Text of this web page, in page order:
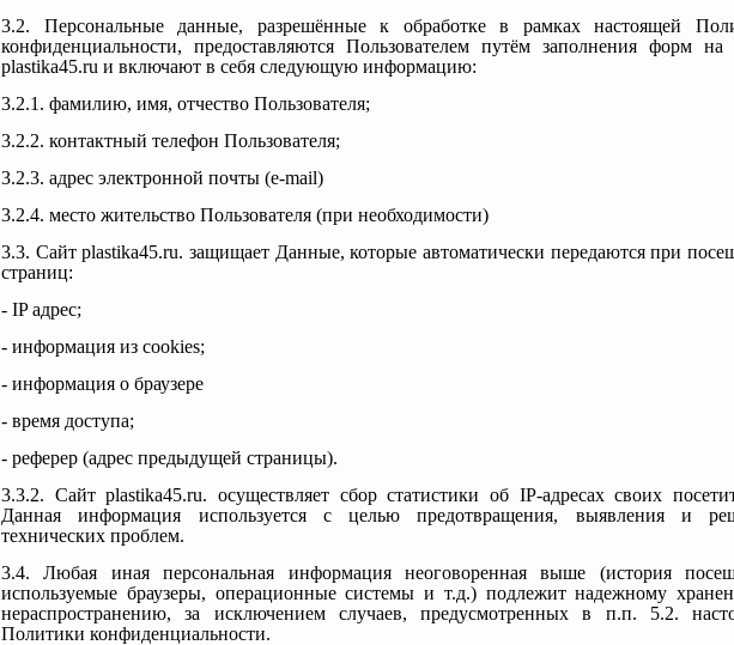
3.2. Персональные данные, разрешённые к обработке в рамках настоящей
конфиденциальности, предоставляются Пользователем путём заполнения форм на
plastika45.ru и включают в себя следующую информацию:
3.2.1. фамилию, имя, отчество Пользователя;
3.2.2. контактный телефон Пользователя;
3.2.3. адрес электронной почты (e-mail)
3.2.4. место жительство Пользователя (при необходимости)
3.3. Сайт plastika45.ru. защищает Данные, которые автоматически передаются при
страниц:
- IP адрес;
- информация из cookies;
- информация о браузере
- время доступа;
- реферер (адрес предыдущей страницы).
3.3.2. Сайт plastika45.ru. осуществляет сбор статистики об IP-адресах своих
Данная информация используется с целью предотвращения, выявления и
технических проблем.
3.4. Любая иная персональная информация неоговоренная выше (история
используемые браузеры, операционные системы и т.д.) подлежит надежному
нераспространению, за исключением случаев, предусмотренных в п.п. 5.2.
Политики конфиденциальности.